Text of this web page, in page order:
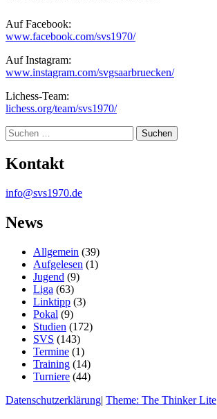
Auf Facebook:
www.facebook.com/svs1970/
Auf Instagram:
www.instagram.com/svgsaarbruecken/
Lichess-Team:
lichess.org/team/svs1970/
Suche
Kontakt
info@svs1970.de
News
Allgemein (39)
Aufgelesen (1)
Jugend (9)
Liga (63)
Linktipp (3)
Pokal (9)
Studien (172)
SVS (143)
Termine (1)
Training (14)
Turniere (44)
Datenschutzerklärung| Theme: The Thinker Lite